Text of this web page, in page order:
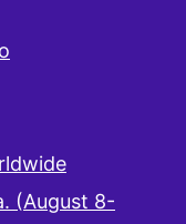
(August 8-